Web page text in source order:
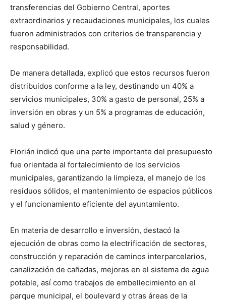
transferencias del Gobierno Central, aportes
extraordinarios y recaudaciones municipales, los cuales
fueron administrados con criterios de transparencia y
responsabilidad.
De manera detallada, explicó que estos recursos fueron
distribuidos conforme a la ley, destinando un 40% a
servicios municipales, 30% a gasto de personal, 25% a
inversión en obras y un 5% a programas de educación,
salud y género.
Florián indicó que una parte importante del presupuesto
fue orientada al fortalecimiento de los servicios
municipales, garantizando la limpieza, el manejo de los
residuos sólidos, el mantenimiento de espacios públicos
y el funcionamiento eficiente del ayuntamiento.
En materia de desarrollo e inversión, destacó la
ejecución de obras como la electrificación de sectores,
construcción y reparación de caminos interparcelarios,
canalización de cañadas, mejoras en el sistema de agua
potable, así como trabajos de embellecimiento en el
parque municipal, el boulevard y otras áreas de la